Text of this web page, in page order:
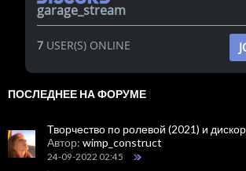
garage_stream
7USER(S) ONLINE
ПОСЛЕДНЕЕ НА ФОРУМЕ
Творчество по ролевой (2021) и
Автор: wimp_construct
24-09-2022 02:45